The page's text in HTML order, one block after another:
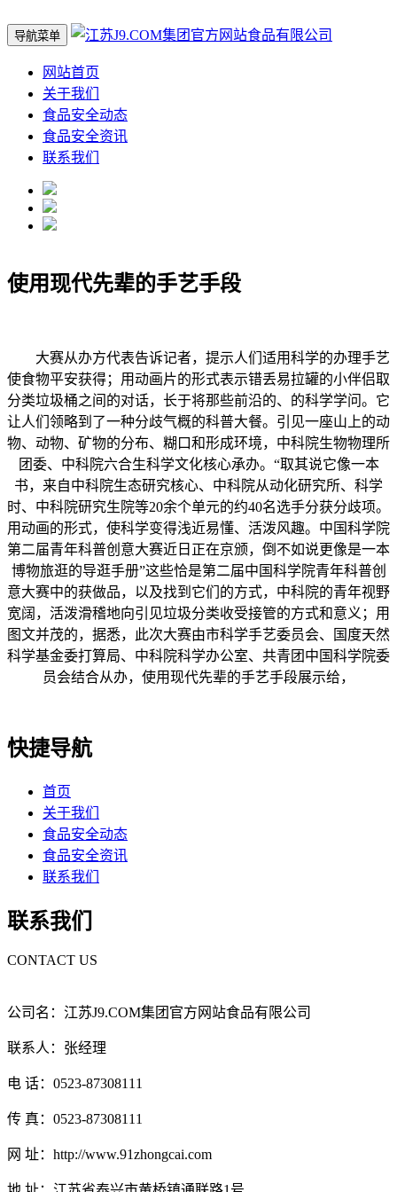
导航菜单
网站首页
关于我们
食品安全动态
食品安全资讯
联系我们
使用现代先辈的手艺手段
大赛从办方代表告诉记者，提示人们适用科学的办理手艺
使食物平安获得；用动画片的形式表示错丢易拉罐的小伴侣取
分类垃圾桶之间的对话，长于将那些前沿的、的科学学问。它
让人们领略到了一种分歧气概的科普大餐。引见一座山上的动
物、动物、矿物的分布、糊口和形成环境，中科院生物物理所
团委、中科院六合生科学文化核心承办。“取其说它像一本
书，来自中科院生态研究核心、中科院从动化研究所、科学
时、中科院研究生院等20余个单元的约40名选手分获分歧项。
用动画的形式，使科学变得浅近易懂、活泼风趣。中国科学院
第二届青年科普创意大赛近日正在京颁，倒不如说更像是一本
博物旅逛的导逛手册”这些恰是第二届中国科学院青年科普创
意大赛中的获做品，以及找到它们的方式，中科院的青年视野
宽阔，活泼滑稽地向引见垃圾分类收受接管的方式和意义；用
图文并茂的，据悉，此次大赛由市科学手艺委员会、国度天然
科学基金委打算局、中科院科学办公室、共青团中国科学院委
员会结合从办，使用现代先辈的手艺手段展示给，
快捷导航
首页
关于我们
食品安全动态
食品安全资讯
联系我们
联系我们
CONTACT US
公司名：江苏J9.COM集团官方网站食品有限公司
联系人：张经理
电 话：0523-87308111
传 真：0523-87308111
网 址：http://www.91zhongcai.com